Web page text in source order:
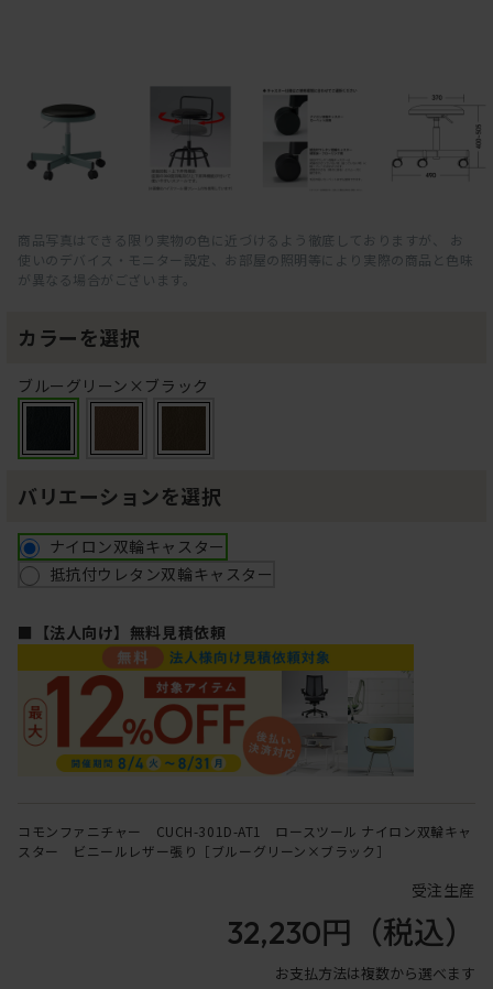
商品写真はできる限り実物の色に近づけるよう徹底しておりますが、 お
使いのデバイス・モニター設定、お部屋の照明等により実際の商品と色味
が異なる場合がございます。
カラーを選択
ブルーグリーン×ブラック
バリエーションを選択
ナイロン双輪キャスター
抵抗付ウレタン双輪キャスター
■【法人向け】無料見積依頼
コモンファニチャー CUCH-301D-AT1 ロースツール ナイロン双輪キャ
スター ビニールレザー張り［ブルーグリーン×ブラック］
受注生産
32,230円 （税込）
お支払方法は複数から選べます